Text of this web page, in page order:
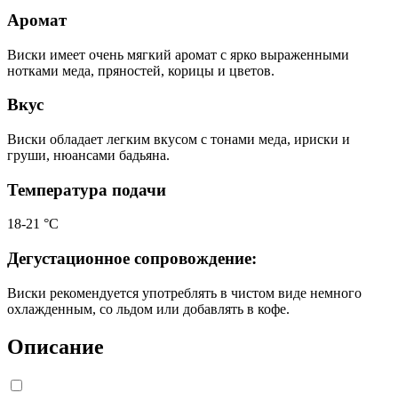
Аромат
Виски имеет очень мягкий аромат с ярко выраженными
нотками меда, пряностей, корицы и цветов.
Вкус
Виски обладает легким вкусом с тонами меда, ириски и
груши, нюансами бадьяна.
Температура подачи
18-21 °С
Дегустационное сопровождение:
Виски рекомендуется употреблять в чистом виде немного
охлажденным, со льдом или добавлять в кофе.
Описание